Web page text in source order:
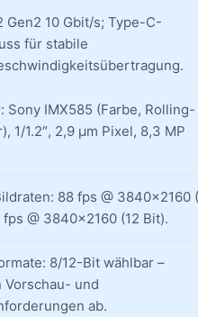
Gen2 10 Gbit/s; Type-C-
für stabile
Sony IMX585 (Farbe, Rolling-
1/1.2″, 2,9 µm Pixel, 8,3 MP
88 fps @ 3840×2160
fps @ 3840×2160 (12 Bit).
8/12-Bit wählbar –
Vorschau- und
ab.